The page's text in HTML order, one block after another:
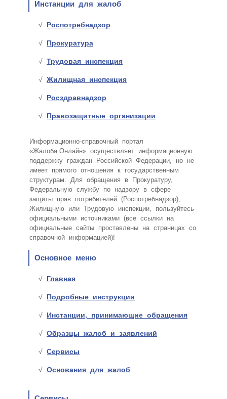
Инстанции для жалоб
Роспотребнадзор
Прокуратура
Трудовая инспекция
Жилищная инспекция
Росздравнадзор
Правозащитные организации
Информационно-справочный портал
«Жалоба.Онлайн» осуществляет информационную
поддержку граждан Российской Федерации, но не
имеет прямого отношения к государственным
структурам. Для обращения в Прокуратуру,
Федеральную службу по надзору в сфере
защиты прав потребителей (Роспотребнадзор),
Жилищную или Трудовую инспекции, пользуйтесь
официальными источниками (все ссылки на
официальные сайты проставлены на страницах со
справочной информацией)!
Основное меню
Главная
Подробные инструкции
Инстанции, принимающие обращения
Образцы жалоб и заявлений
Сервисы
Основания для жалоб